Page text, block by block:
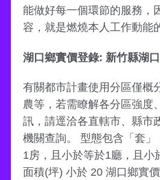
能做好每一個環節的服務，
容，就是燃燒本人工作動能
湖口鄉實價登錄: 新竹縣湖
有關都市計畫使用分區僅概
農等，若需瞭解各分區強度
訊，請逕洽各直轄市、縣市
機關查詢。 型態包含「套」
1房，且小於等於1廳，且小
面積(坪) 小於 20 湖口鄉實價